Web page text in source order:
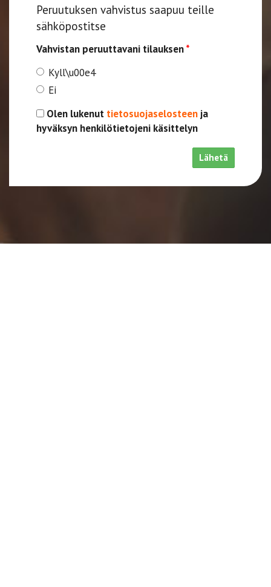
Peruutuksen vahvistus saapuu teille
sähköpostitse
Vahvistan peruuttavani tilauksen*
Kyll\u00e4
Ei
Olen lukenut tietosuojaselosteen ja
hyväksyn henkilötietojeni käsittelyn
Lähetä